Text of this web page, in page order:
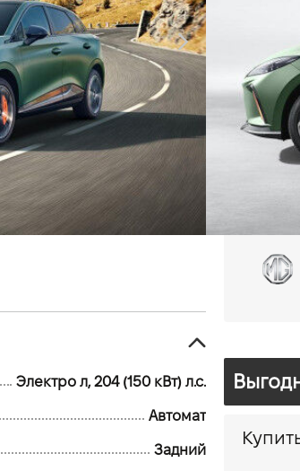
Электро, 204 (150 кВт)л.с.
Электро л, 204 (150 кВт) л.с.
Автомат
Задний